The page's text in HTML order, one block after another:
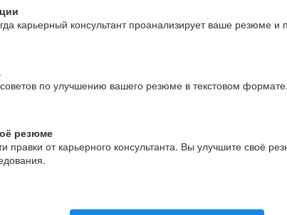
карьерный консультант проанализирует ваше резюме и
по улучшению вашего резюме в текстовом формате.
резюме
правки от карьерного консультанта. Вы улучшите своё